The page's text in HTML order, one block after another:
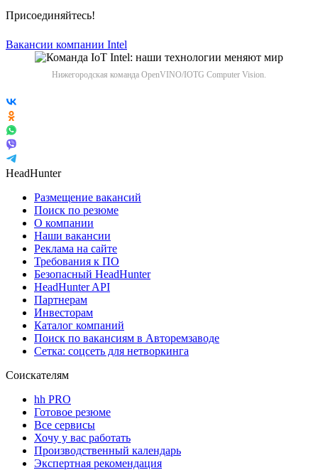
Присоединяйтесь!
Вакансии компании Intel
Нижегородская команда OpenVINO/IOTG Computer Vision.
HeadHunter
Размещение вакансий
Поиск по резюме
О компании
Наши вакансии
Реклама на сайте
Требования к ПО
Безопасный HeadHunter
HeadHunter API
Партнерам
Инвесторам
Каталог компаний
Поиск по вакансиям в Авторемзаводе
Сетка: соцсеть для нетворкинга
Соискателям
hh PRO
Готовое резюме
Все сервисы
Хочу у вас работать
Производственный календарь
Экспертная рекомендация